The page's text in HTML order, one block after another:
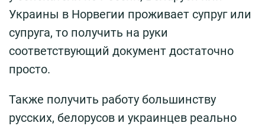
Украины в Норвегии проживает супруг или
супруга, то получить на руки
соответствующий документ достаточно
просто.
Также получить работу большинству
русских, белорусов и украинцев реально